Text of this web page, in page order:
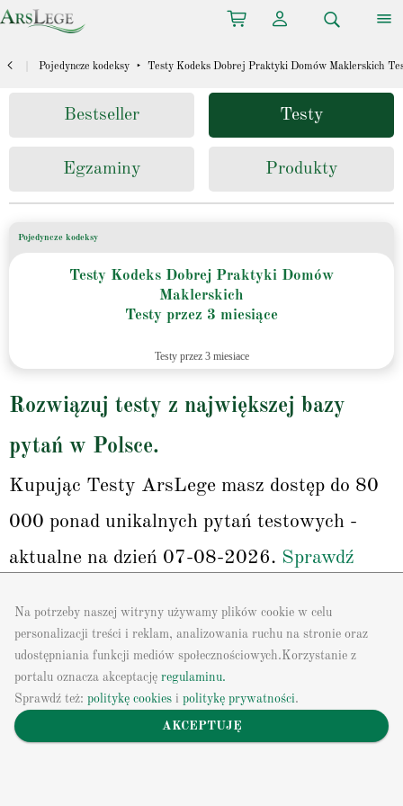
cart person search bars
chevron_left Pojedyncze kodeksy Testy Kodeks Dobrej Praktyki Domów Maklerskich
Bestseller Testy
Egzaminy Produkty
Pojedyncze kodeksy
Testy Kodeks Dobrej Praktyki Domów
Maklerskich
Testy przez 3 miesiące
Testy przez 3 miesiace
Rozwiązuj testy z największej bazy
pytań w Polsce.
Kupując Testy ArsLege masz dostęp do 80
000 ponad unikalnych pytań testowych -
aktualne na dzień 07-08-2026. Sprawdź
generować testy ArsLege
Inne
Regulamin
Na potrzeby naszej witryny używamy plików cookie w celu
personalizacji treści i reklam, analizowania ruchu na stronie oraz
udostępniania funkcji mediów społecznościowych.Korzystanie z
portalu oznacza akceptację regulaminu.
Sprawdź też: politykę cookies i politykę prywatności.
AKCEPTUJĘ